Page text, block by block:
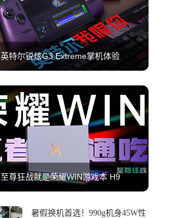
英特尔锐炫G3 Extreme掌机体验
至尊狂战就是荣耀WIN游戏本 H9
暑假换机首选！990g机身45W性